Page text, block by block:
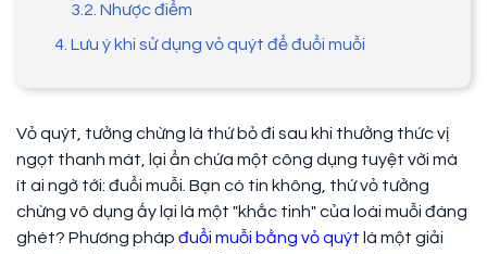
3.2. Nhược điểm
4. Lưu ý khi sử dụng vỏ quýt để đuổi muỗi
Vỏ quýt, tưởng chừng là thứ bỏ đi sau khi thưởng thức vị
ngọt thanh mát, lại ẩn chứa một công dụng tuyệt vời mà
ít ai ngờ tới: đuổi muỗi. Bạn có tin không, thứ vỏ tưởng
chừng vô dụng ấy lại là một "khắc tinh" của loài muỗi đáng
ghét? Phương pháp đuổi muỗi bằng vỏ quýt là một giải